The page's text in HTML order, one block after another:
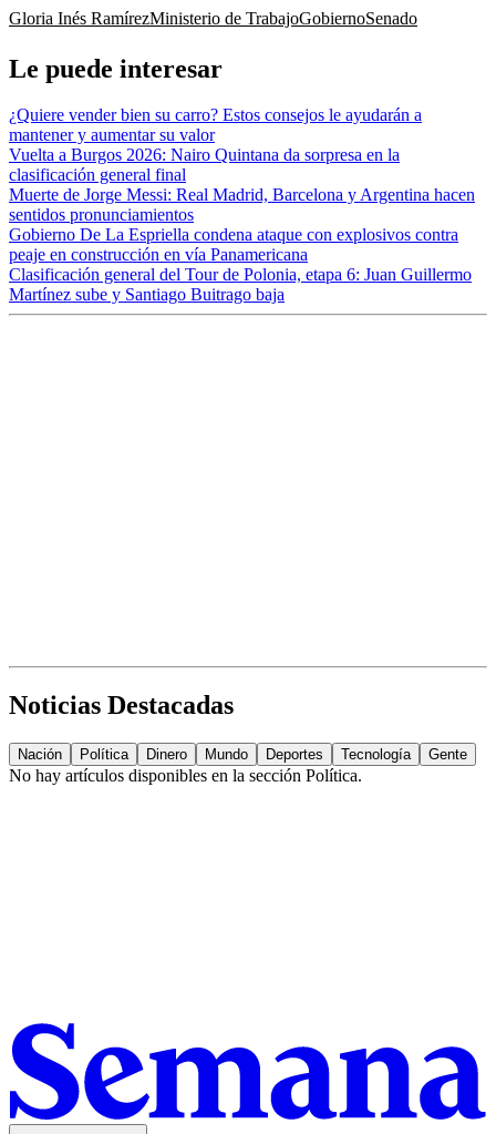
Gloria Inés RamírezMinisterio de TrabajoGobiernoSenado
Le puede interesar
¿Quiere vender bien su carro? Estos consejos le ayudarán a
mantener y aumentar su valor
Vuelta a Burgos 2026: Nairo Quintana da sorpresa en la
clasificación general final
Muerte de Jorge Messi: Real Madrid, Barcelona y Argentina hacen
sentidos pronunciamientos
Gobierno De La Espriella condena ataque con explosivos contra
peaje en construcción en vía Panamericana
Clasificación general del Tour de Polonia, etapa 6: Juan Guillermo
Martínez sube y Santiago Buitrago baja
Noticias Destacadas
Nación Política Dinero Mundo Deportes Tecnología Gente
No hay artículos disponibles en la sección Política.